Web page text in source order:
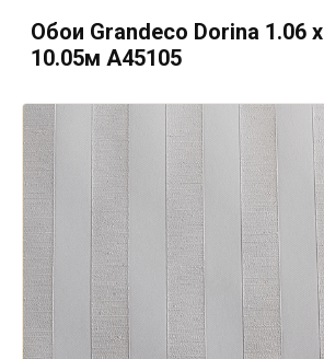
Обои Grandeco Dorina 1.06 х
10.05м А45105